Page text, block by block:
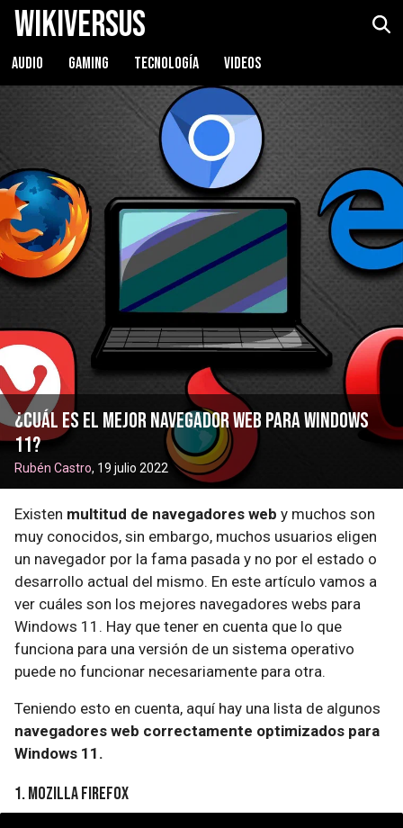
WikiVersus
AUDIO GAMING TECNOLOGÍA VIDEOS
¿Cuál es el mejor navegador web para Windows
11?
Rubén Castro, 19 julio 2022
Existen multitud de navegadores web y muchos son
muy conocidos, sin embargo, muchos usuarios eligen
un navegador por la fama pasada y no por el estado o
desarrollo actual del mismo. En este artículo vamos a
ver cuáles son los mejores navegadores webs para
Windows 11. Hay que tener en cuenta que lo que
funciona para una versión de un sistema operativo
puede no funcionar necesariamente para otra.
Teniendo esto en cuenta, aquí hay una lista de algunos
navegadores web correctamente optimizados para
Windows 11.
1. Mozilla Firefox